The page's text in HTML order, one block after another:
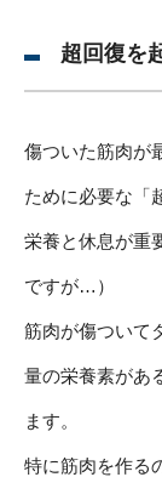
超回復を
傷ついた筋肉が
ために必要な「
栄養と休息が重
ですが…）
筋肉が傷ついて
量の栄養素があ
ます。
特に筋肉を作る